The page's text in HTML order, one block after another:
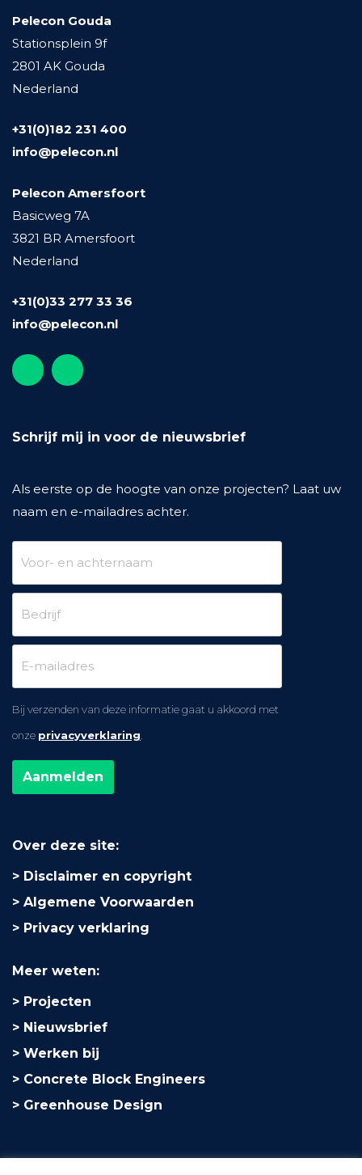
Pelecon Gouda
Stationsplein 9f
2801 AK Gouda
Nederland
+31(0)182 231 400
info@pelecon.nl
Pelecon Amersfoort
Basicweg 7A
3821 BR Amersfoort
Nederland
+31(0)33 277 33 36
info@pelecon.nl
Schrijf mij in voor de nieuwsbrief
Als eerste op de hoogte van onze projecten? Laat uw
naam en e-mailadres achter.
Bij verzenden van deze informatie gaat u akkoord met
onze privacyverklaring
Over deze site:
Disclaimer en copyright
Algemene Voorwaarden
Privacy verklaring
Meer weten:
Projecten
Nieuwsbrief
Werken bij
Concrete Block Engineers
Greenhouse Design